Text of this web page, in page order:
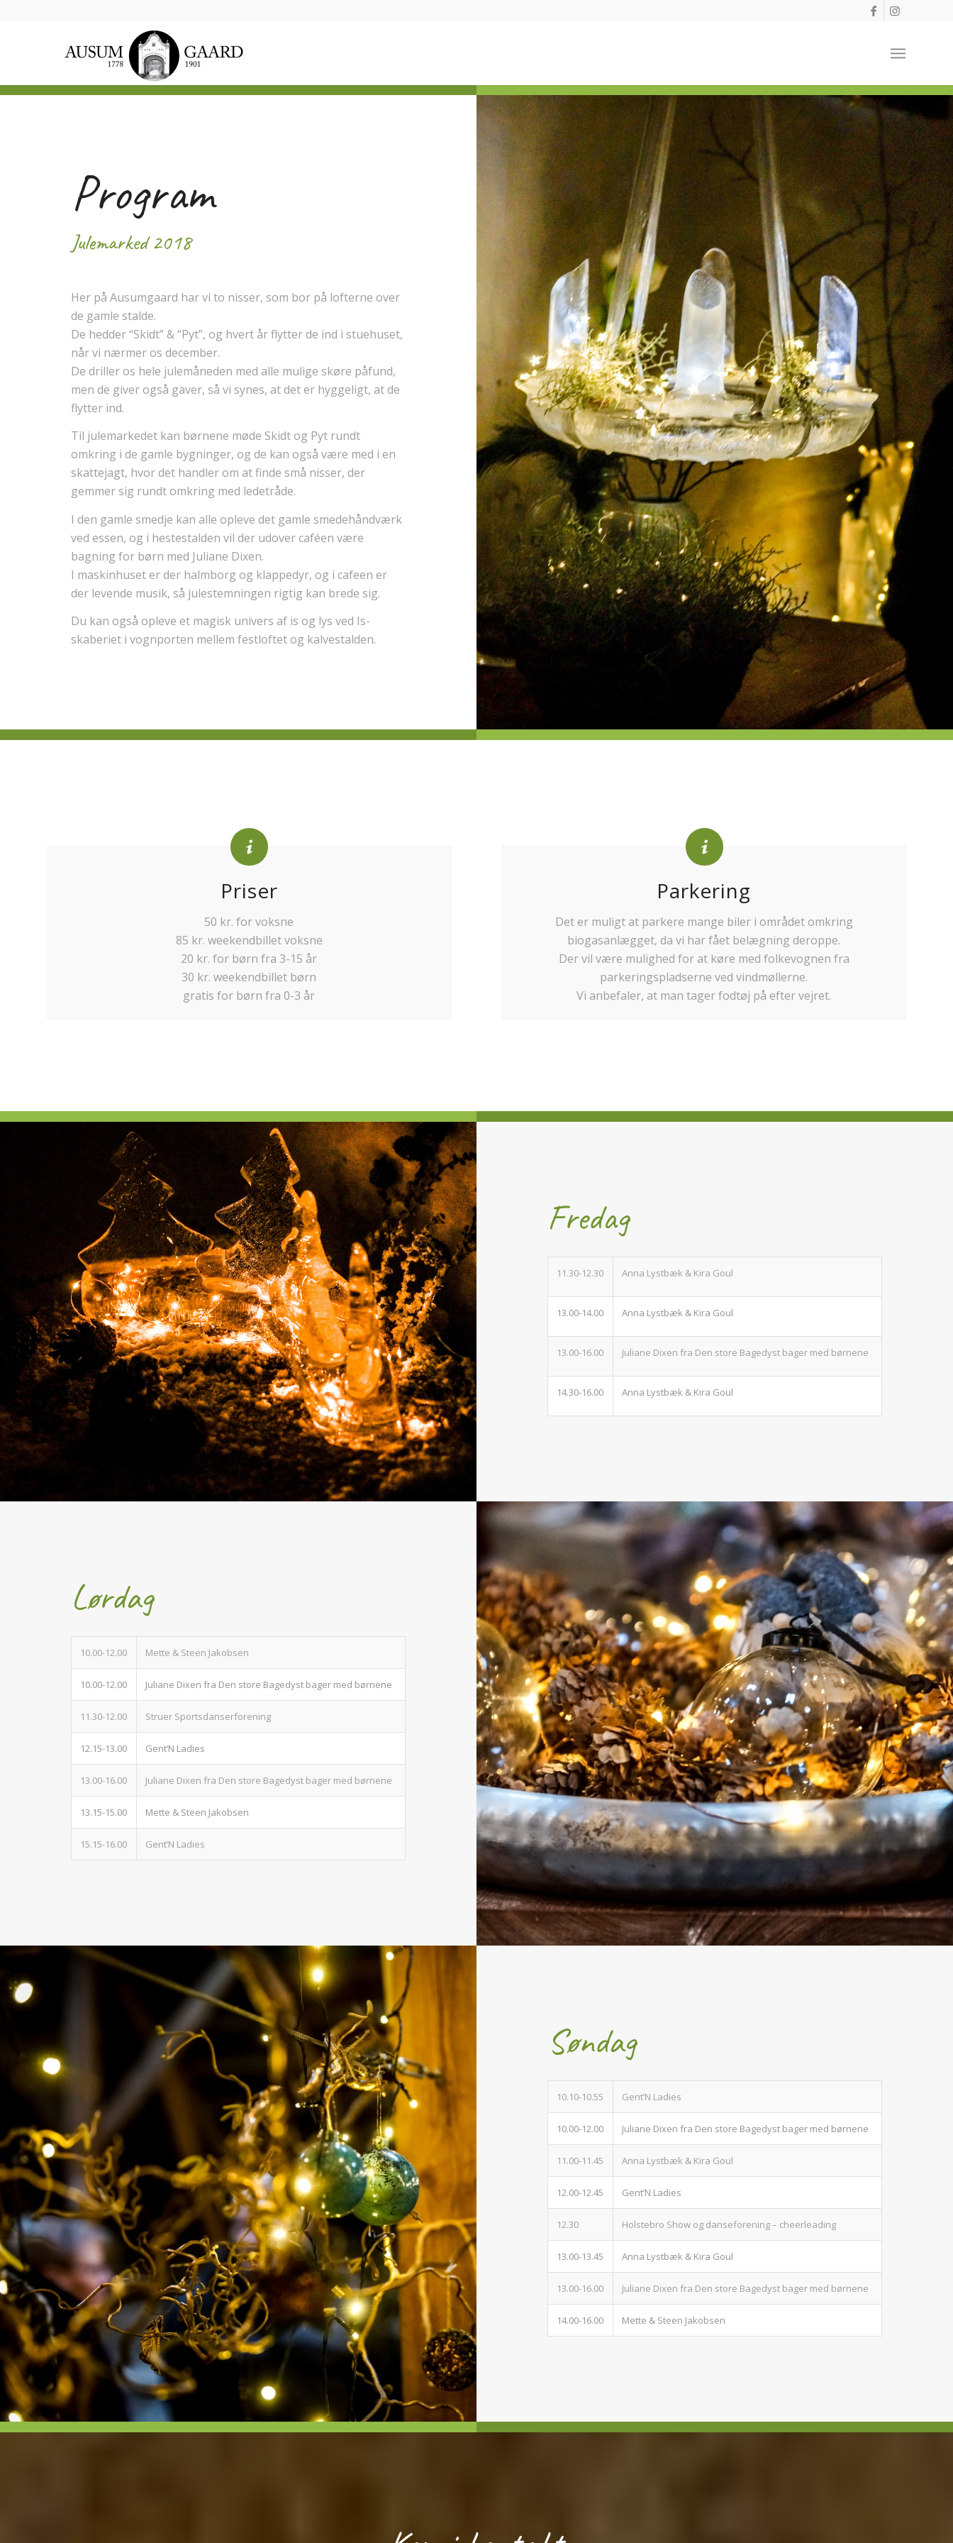
Program
Julemarked 2018
Her på Ausumgaard har vi to nisser, som bor på lofterne over
de gamle stalde.
De hedder “Skidt” & “Pyt”, og hvert år flytter de ind i stuehuset,
når vi nærmer os december.
De driller os hele julemåneden med alle mulige skøre påfund,
men de giver også gaver, så vi synes, at det er hyggeligt, at de
flytter ind.
Til julemarkedet kan børnene møde Skidt og Pyt rundt
omkring i de gamle bygninger, og de kan også være med i en
skattejagt, hvor det handler om at finde små nisser, der
gemmer sig rundt omkring med ledetråde.
I den gamle smedje kan alle opleve det gamle smedehåndværk
ved essen, og i hestestalden vil der udover caféen være
bagning for børn med Juliane Dixen.
I maskinhuset er der halmborg og klappedyr, og i cafeen er
der levende musik, så julestemningen rigtig kan brede sig.
Du kan også opleve et magisk univers af is og lys ved Is-
skaberiet i vognporten mellem festloftet og kalvestalden.
Priser
50 kr. for voksne
85 kr. weekendbillet voksne
20 kr. for børn fra 3-15 år
30 kr. weekendbillet børn
gratis for børn fra 0-3 år
Parkering
Det er muligt at parkere mange biler i området omkring
biogasanlægget, da vi har fået belægning deroppe.
Der vil være mulighed for at køre med folkevognen fra
parkeringspladserne ved vindmøllerne.
Vi anbefaler, at man tager fodtøj på efter vejret.
Fredag
11.30-12.30 Anna Lystbæk & Kira Goul
13.00-14.00 Anna Lystbæk & Kira Goul
13.00-16.00 Juliane Dixen fra Den store Bagedyst bager med børnene
14.30-16.00 Anna Lystbæk & Kira Goul
Lørdag
10.00-12.00 Mette & Steen Jakobsen
10.00-12.00 Juliane Dixen fra Den store Bagedyst bager med børnene
11.30-12.00 Struer Sportsdanserforening
12.15-13.00 Gent’N Ladies
13.00-16.00 Juliane Dixen fra Den store Bagedyst bager med børnene
13.15-15.00 Mette & Steen Jakobsen
15.15-16.00 Gent’N Ladies
Søndag
10.10-10.55 Gent’N Ladies
10.00-12.00 Juliane Dixen fra Den store Bagedyst bager med børnene
11.00-11.45 Anna Lystbæk & Kira Goul
12.00-12.45 Gent’N Ladies
12.30 Holstebro Show og danseforening – cheerleading
13.00-13.45 Anna Lystbæk & Kira Goul
13.00-16.00 Juliane Dixen fra Den store Bagedyst bager med børnene
14.00-16.00 Mette & Steen Jakobsen